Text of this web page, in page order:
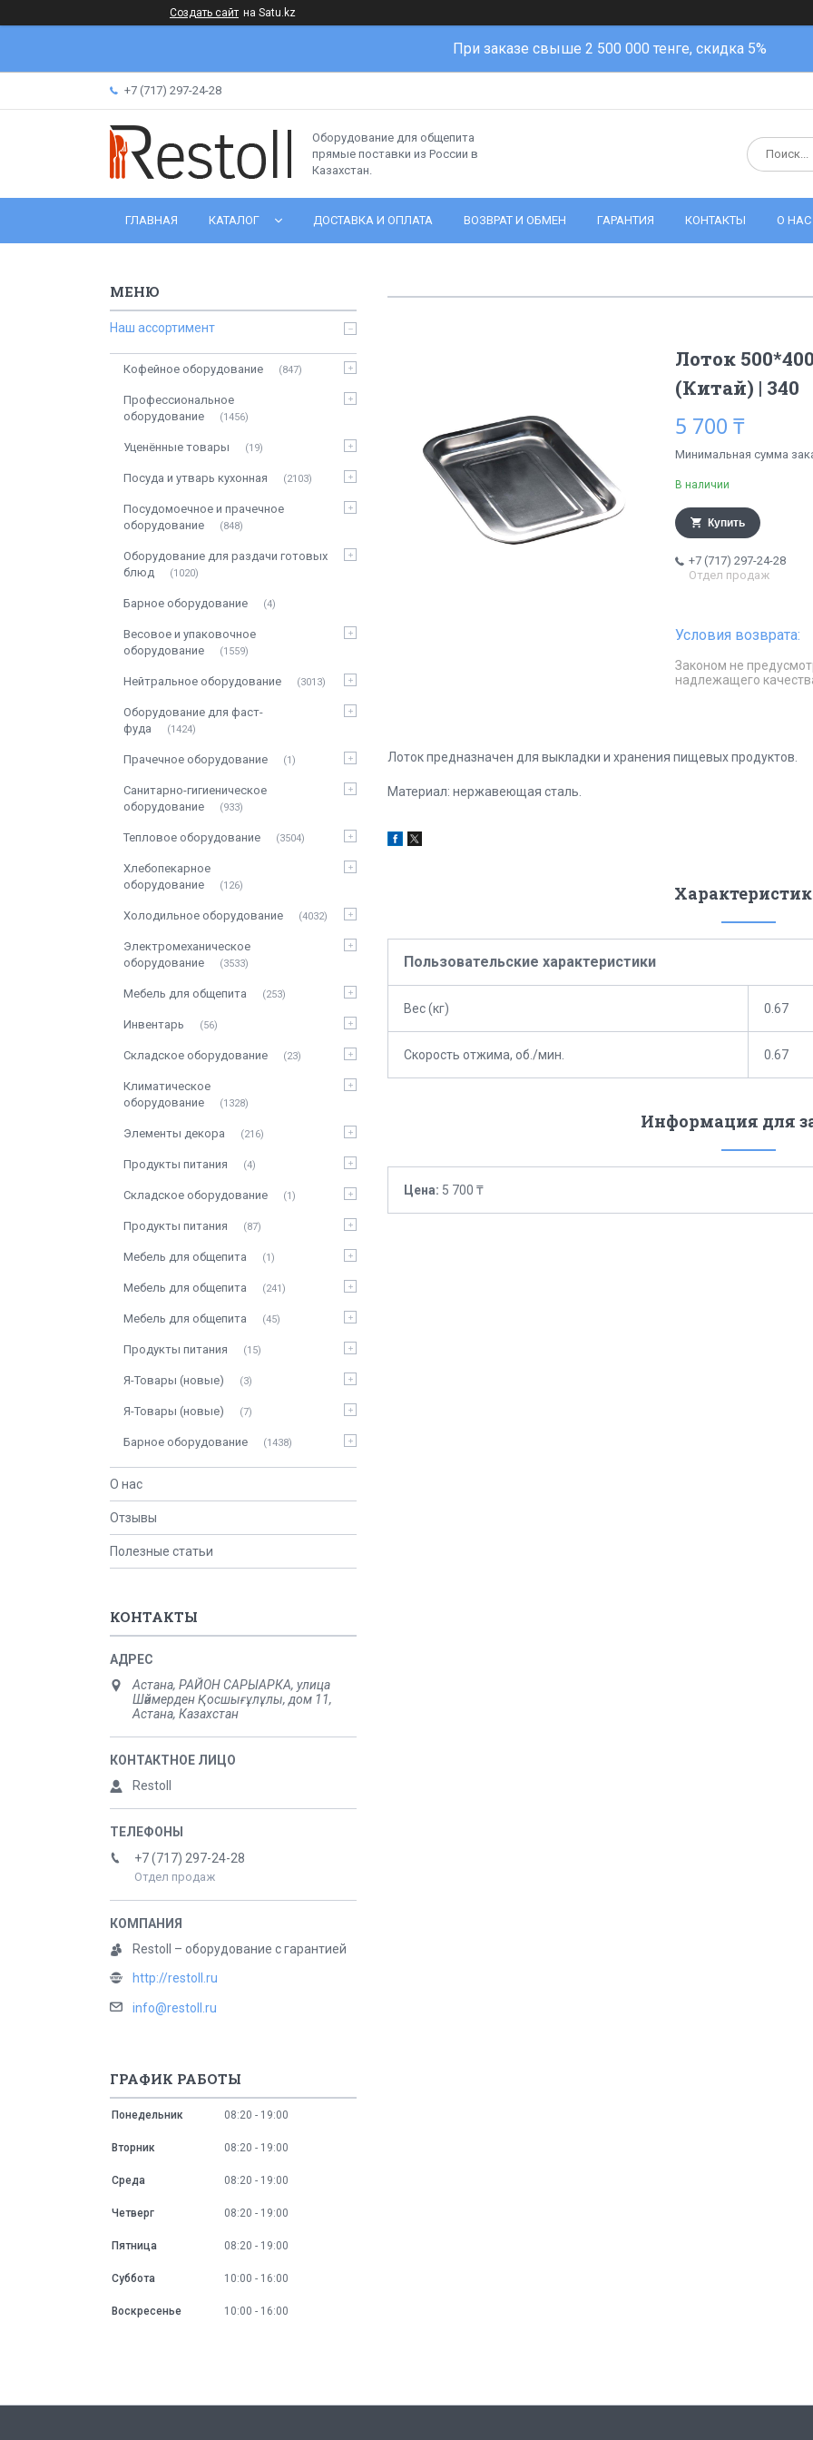
Создать сайт на Satu.kz
При заказе свыше 2 500 000 тенге, скидка 5%
+7 (717) 297-24-28
Оборудование для общепита
прямые поставки из России в
Казахстан.
ГЛАВНАЯ КАТАЛОГ ДОСТАВКА И ОПЛАТА ВОЗВРАТ И ОБМЕН ГАРАНТИЯ КОНТАКТЫ О НАС
Лоток
(Китай) | 340
5 700 ₸
Минимальная сумма
В наличии
Купить
+7 (717) 297-24-28
Отдел продаж
Законом не
надлежащего
Лоток предназначен для выкладки и хранения пищевых продуктов.
Материал: нержавеющая сталь.
Пользовательские характеристики
Вес (кг) 0.67
Скорость отжима, об./мин. 0.67
Информация для
Цена: 5 700 ₸
Наш ассортимент
Кофейное оборудование 847
Профессиональное
оборудование
1456
Уценённые товары 19
Посуда и утварь кухонная 2103
Посудомоечное и прачечное
оборудование
848
Оборудование для раздачи готовых
блюд
1020
Барное оборудование 4
Весовое и упаковочное
оборудование
1559
Нейтральное оборудование 3013
Оборудование для фаст-
фуда
1424
Прачечное оборудование 1
Санитарно-гигиеническое
оборудование
933
Тепловое оборудование 3504
Хлебопекарное
оборудование
126
Холодильное оборудование 4032
Электромеханическое
оборудование
3533
Мебель для общепита 253
Инвентарь 56
Складское оборудование 23
Климатическое
оборудование
1328
Элементы декора 216
Продукты питания 4
Складское оборудование 1
Продукты питания 87
Мебель для общепита 1
Мебель для общепита 241
Мебель для общепита 45
Продукты питания 15
Я-Товары (новые) 3
Я-Товары (новые) 7
Барное оборудование 1438
О нас
Отзывы
Полезные статьи
КОНТАКТЫ
Астана, РАЙОН САРЫАРКА, улица
Шәймерден Қосшығұлұлы, дом 11,
Астана, Казахстан
Restoll
+7 (717) 297-24-28
Отдел продаж
Restoll – оборудование с гарантией
http://restoll.ru
info@restoll.ru
ГРАФИК РАБОТЫ
Понедельник 08:20 19:00
Вторник 08:20 19:00
Среда 08:20 19:00
Четверг 08:20 19:00
Пятница 08:20 19:00
Суббота 10:00 16:00
Воскресенье 10:00 16:00